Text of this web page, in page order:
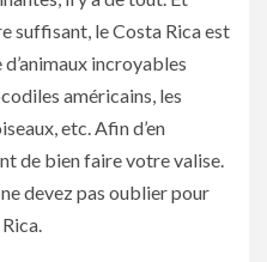
suffisant, le Costa Rica est
incroyables
américains, les
etc. Afin d’en
de bien faire votre valise.
devez pas oublier pour